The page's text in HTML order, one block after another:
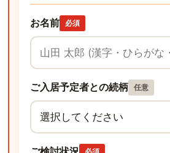
お名前 必須
ご入居予定者との続柄 任意
必須